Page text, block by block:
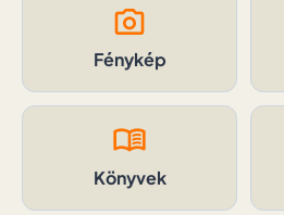
photo_camera
Fénykép
menu_book
Könyvek